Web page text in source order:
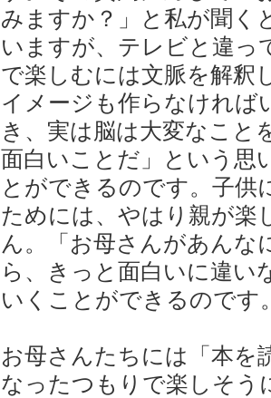
みますか？」と私が聞く
いますが、テレビと違っ
で楽しむには文脈を解釈
イメージも作らなければ
き、実は脳は大変なこと
面白いことだ」という思
とができるのです。子供
ためには、やはり親が楽
ん。「お母さんがあんな
ら、きっと面白いに違い
いくことができるのです
お母さんたちには「本を
なったつもりで楽しそう